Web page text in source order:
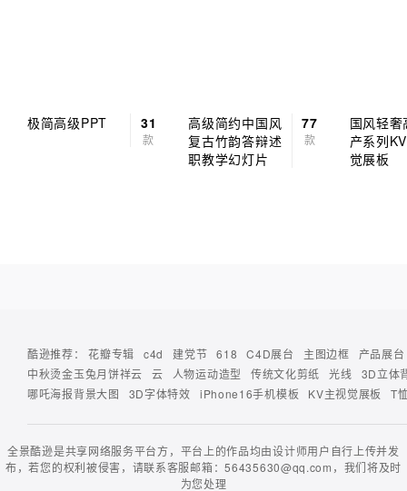
极简高级PPT 31
款
高级简约中国风
复古竹韵答辩述
职教学幻灯片
77
款
国风轻
产系列
觉展板
酷逊推荐：花瓣专辑 c4d 建党节 618 C4D展台 主图边框
产品展台
中秋烫金玉兔月饼祥云
云 人物运动造型 传统文化剪纸 光线
3D立体
哪吒海报背景大图
3D字体特效 iPhone16手机模板 KV主视觉展板 T
全景酷逊是共享网络服务平台方，平台上的作品均由设计师用户自行上传并发
布，若您的权利被侵害，请联系客服邮箱：56435630@qq.com，我们将及时
为您处理